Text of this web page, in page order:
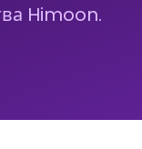
Himoon.